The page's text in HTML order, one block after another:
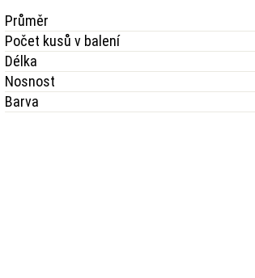
Průměr
Počet kusů v balení
Délka
Nosnost
Barva